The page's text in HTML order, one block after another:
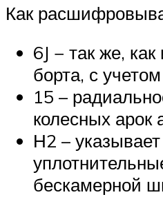
Как
6J − так же,
борта, с
15 –
колесных арок
Н2 –
бескамерной